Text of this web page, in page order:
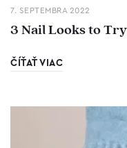
7. SEPTEMBRA 2022
3 Nail Looks to
ČÍŤAŤ VIAC